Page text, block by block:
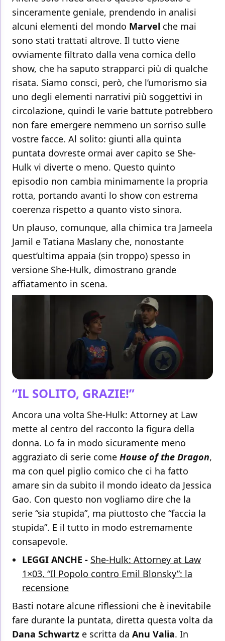
sinceramente geniale, prendendo in analisi
alcuni elementi del mondo Marvel che mai
sono stati trattati altrove. Il tutto viene
ovviamente filtrato dalla vena comica dello
show, che ha saputo strapparci più di qualche
risata. Siamo consci, però, che l’umorismo sia
uno degli elementi narrativi più soggettivi in
circolazione, quindi le varie battute potrebbero
non fare emergere nemmeno un sorriso sulle
vostre facce. Al solito: giunti alla quinta
puntata dovreste ormai aver capito se She-
Hulk vi diverte o meno. Questo quinto
episodio non cambia minimamente la propria
rotta, portando avanti lo show con estrema
coerenza rispetto a quanto visto sinora.
Un plauso, comunque, alla chimica tra Jameela
Jamil e Tatiana Maslany che, nonostante
quest’ultima appaia (sin troppo) spesso in
versione She-Hulk, dimostrano grande
affiatamento in scena.
“IL SOLITO, GRAZIE!”
Ancora una volta She-Hulk: Attorney at Law
mette al centro del racconto la figura della
donna. Lo fa in modo sicuramente meno
aggraziato di serie come House of the Dragon,
ma con quel piglio comico che ci ha fatto
amare sin da subito il mondo ideato da Jessica
Gao. Con questo non vogliamo dire che la
serie “sia stupida”, ma piuttosto che “faccia la
stupida”. E il tutto in modo estremamente
consapevole.
LEGGI ANCHE - She-Hulk: Attorney at Law
1×03, “Il Popolo contro Emil Blonsky”: la
recensione
Basti notare alcune riflessioni che è inevitabile
fare durante la puntata, diretta questa volta da
Dana Schwartz e scritta da Anu Valia. In